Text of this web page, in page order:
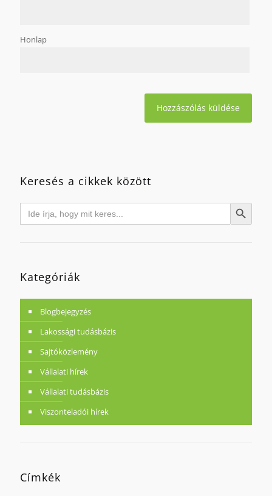
Honlap
Keresés a cikkek között
Search
for: Search Button
Kategóriák
Blogbejegyzés
Lakossági tudásbázis
Sajtóközlemény
Vállalati hírek
Vállalati tudásbázis
Viszonteladói hírek
Címkék